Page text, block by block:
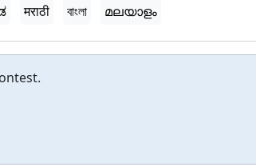
मराठी বাংলা മലയാളം